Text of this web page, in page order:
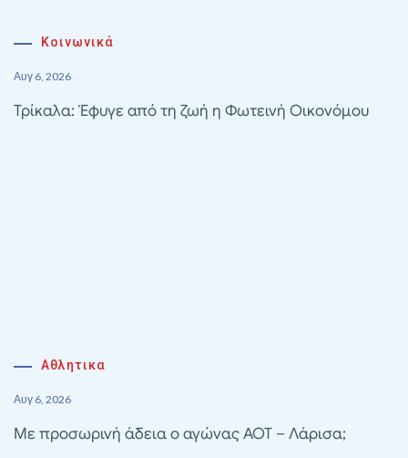
Κοινωνικά
Αυγ 6, 2026
Τρίκαλα: Έφυγε από τη ζωή η Φωτεινή Οικονόμου
Αθλητικα
Αυγ 6, 2026
Με προσωρινή άδεια ο αγώνας ΑΟΤ – Λάρισα;